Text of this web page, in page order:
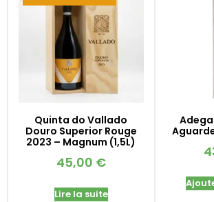
Quinta do Vallado
Douro Superior Rouge
2023 – Magnum (1,5L)
45,00 €
Lire la suite
Adega